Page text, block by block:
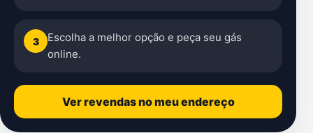
3
Escolha a melhor opção e peça seu gás
online.
Ver revendas no meu endereço